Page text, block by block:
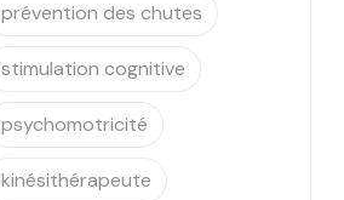
prévention des chutes
stimulation cognitive
psychomotricité
kinésithérapeute